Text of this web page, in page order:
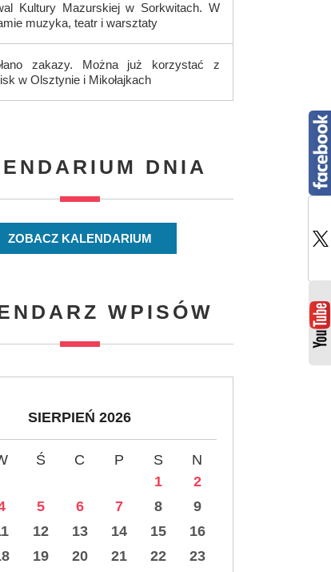
Kultury Mazurskiej w Sorkwitach. W
muzyka, teatr i warsztaty
zakazy. Można już korzystać z
w Olsztynie i Mikołajkach
DNIA
ZOBACZ KALENDARIUM
WPISÓW
SIERPIEŃ 2026
Ś C P S
N
1
2
5 6 7 8
9
12 13 14 15
16
19 20 21 22
23